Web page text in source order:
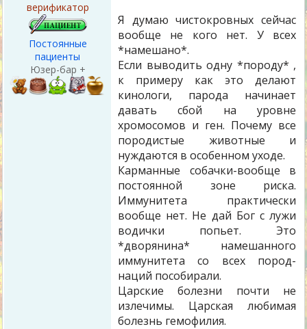
верификатор
Постоянные
пациенты
Юзер-бар +
Я думаю чистокровных сейчас
вообще не кого нет. У всех
*намешано*.
Если выводить одну *породу* ,
к примеру как это делают
кинологи, парода начинает
давать сбой на уровне
хромосомов и ген. Почему все
породистые животные и
нуждаются в особенном уходе.
Карманные собачки-вообще в
постоянной зоне риска.
Иммунитета практически
вообще нет. Не дай Бог с лужи
водички попьет. Это
*дворянина* намешанного
иммунитета со всех пород-
наций пособирали.
Царские болезни почти не
излечимы. Царская любимая
болезнь гемофилия.